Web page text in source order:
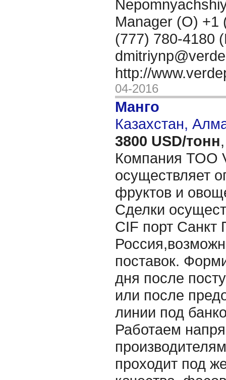
Manager (O) +1
(777) 780-4180
http://
04-2016
Манго
Казахстан,
3800 USD/тонн,
Компания ТОО
осуществляет
фруктов и
Сделки
CIF порт Санкт
поставок.
дня после
или после
линии под
Работаем
проходит под